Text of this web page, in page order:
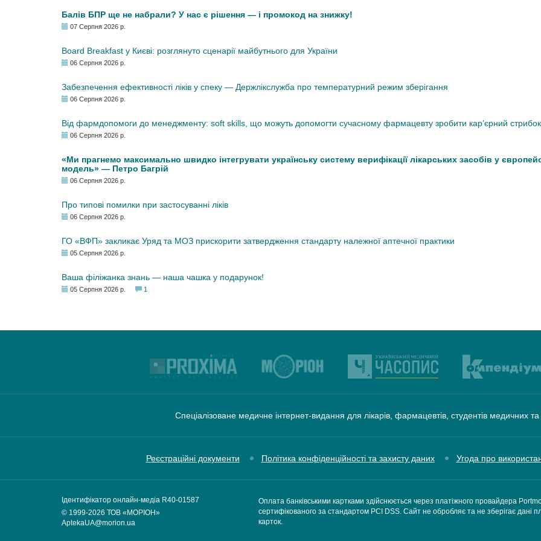
Балів БПР ще не набрали? У нас є рішення — і промокод на знижку!
07 Серпня 2026 р.
Board Breakfast у Києві: розглянуто сценарії майбутнього для України
06 Серпня 2026 р.
Забезпечення ефективності ліків у спеку — Держлікслужба про температурний режим зберігання
06 Серпня 2026 р.
Від фармдопомоги до менеджменту: soft skills, що можуть допомогти сучасному фармацевту зробити кар’єрний стрибок
06 Серпня 2026 р.
«Ми прагнемо максимально швидко інтегрувати українську систему верифікації лікарських засобів у
модель» — Петро Багрій
06 Серпня 2026 р.
Про типові помилки при застосуванні ліків
06 Серпня 2026 р.
ГО «ВФП» закликає Уряд та МОЗ прискорити затвердження стандарту належної аптечної практики
05 Серпня 2026 р.
Ваша філіжанка знань — наша чашка у подарунок!
05 Серпня 2026 р. 1
Спеціалізоване медичне інтернет-видання для лікарів, фармацевтів, студентів медичних
Реєстраційні документи Політика конфіденційності та захисту даних Угода про
Ідентифікатор онлайн-медіа R40-01587
© 1999-2026 ТОВ «МОРІОН»
AptekaUA@morion.ua
Оплата банківськими картками здійснюється через платіжного провайдера
сертифікованого за стандартом PCI DSS. Сайт не обробляє та не зберігає дані
карток.